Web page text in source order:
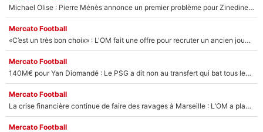
Michael Olise : Pierre Ménès annonce un premier problème pour Zinedine Zidane en équipe de France
Mercato Football
«C’est un très bon choix» : L'OM fait une offre pour recruter un ancien joueur du PSG... et c'est validé dans l'After Foot !
Mercato Football
140M€ pour Yan Diomandé : Le PSG a dit non au transfert qui bat tous les records sur le mercato
Mercato Football
La crise financière continue de faire des ravages à Marseille : L’OM a placé 12 joueurs sur le marché des transferts… et ça pourrait lui rapporter près de 100M€ !
Mercato Football